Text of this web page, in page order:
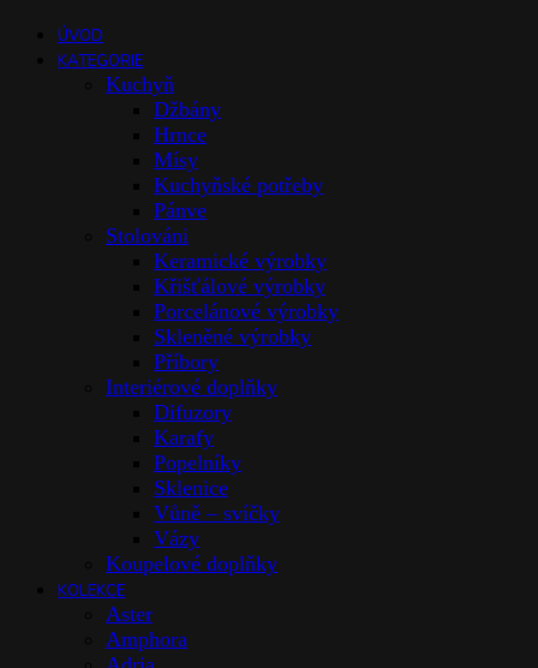
ÚVOD
KATEGORIE
Kuchyň
Džbány
Hrnce
Mísy
Kuchyňské potřeby
Pánve
Stolováni
Keramické výrobky
Křišťálové výrobky
Porcelánové výrobky
Skleněné výrobky
Příbory
Interiérové doplňky
Difuzory
Karafy
Popelníky
Sklenice
Vůně – svíčky
Vázy
Koupelové doplňky
KOLEKCE
Aster
Amphora